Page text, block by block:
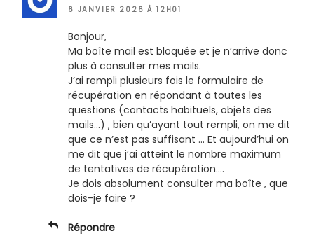
6 JANVIER 2026 À 12H01
Bonjour,
Ma boîte mail est bloquée et je n’arrive donc
plus à consulter mes mails.
J’ai rempli plusieurs fois le formulaire de
récupération en répondant à toutes les
questions (contacts habituels, objets des
mails…) , bien qu’ayant tout rempli, on me dit
que ce n’est pas suffisant … Et aujourd’hui on
me dit que j’ai atteint le nombre maximum
de tentatives de récupération….
Je dois absolument consulter ma boîte , que
dois-je faire ?
Répondre